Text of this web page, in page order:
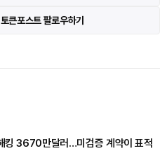
큰포스트 팔로우하기
킹 3670만달러…미검증 계약이 표적